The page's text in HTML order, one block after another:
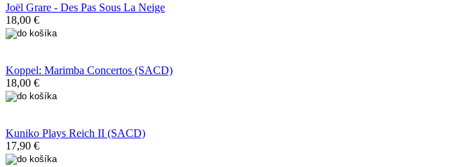
Joël Grare - Des Pas Sous La Neige
18,00 €
Koppel: Marimba Concertos (SACD)
18,00 €
Kuniko Plays Reich II (SACD)
17,90 €